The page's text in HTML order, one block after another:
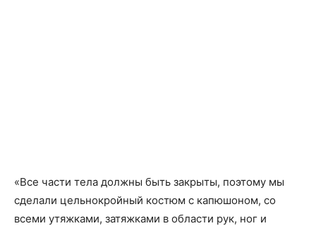
«Все части тела должны быть закрыты, поэтому мы
сделали цельнокройный костюм с капюшоном, со
всеми утяжками, затяжками в области рук, ног и